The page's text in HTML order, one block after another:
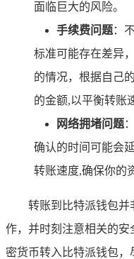
面临巨大的风险。
手续费问题：
标准可能存在差异
的情况，根据自己
的金额,以平衡转账
网络拥堵问题
确认的时间可能会
转账速度,确保你的
转账到比特派钱包并
作，并时刻注意相关的安
密货币转入比特派钱包